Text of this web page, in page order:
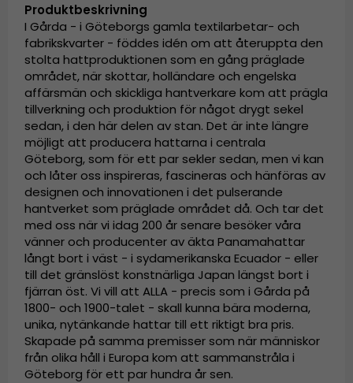
Produktbeskrivning
I Gårda - i Göteborgs gamla textilarbetar- och
fabrikskvarter - föddes idén om att återuppta den
stolta hattproduktionen som en gång präglade
området, när skottar, holländare och engelska
affärsmän och skickliga hantverkare kom att prägla
tillverkning och produktion för något drygt sekel
sedan, i den här delen av stan. Det är inte längre
möjligt att producera hattarna i centrala
Göteborg, som för ett par sekler sedan, men vi kan
och låter oss inspireras, fascineras och hänföras av
designen och innovationen i det pulserande
hantverket som präglade området då. Och tar det
med oss när vi idag 200 år senare besöker våra
vänner och producenter av äkta Panamahattar
långt bort i väst - i sydamerikanska Ecuador - eller
till det gränslöst konstnärliga Japan längst bort i
fjärran öst. Vi vill att ALLA - precis som i Gårda på
1800- och 1900-talet - skall kunna bära moderna,
unika, nytänkande hattar till ett riktigt bra pris.
Skapade på samma premisser som när människor
från olika håll i Europa kom att sammanstråla i
Göteborg för ett par hundra år sen.